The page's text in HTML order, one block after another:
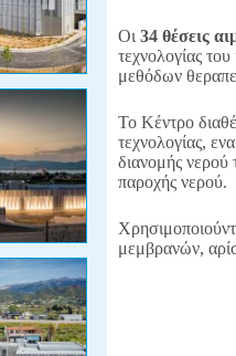
Οι 34 θέσεις
τεχνολογίας
μεθόδων
Το Κέντρο
τεχνολογίας,
διανομής νερού
παροχής νερού.
μεμβρανών,